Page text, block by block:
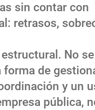
sin contar con
retrasos,
No
de
y un
pública,